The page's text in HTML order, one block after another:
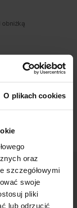
O plikach cookies
oraz
szczegółowymi
swoje
pliki
lub odrzucić
obniżką